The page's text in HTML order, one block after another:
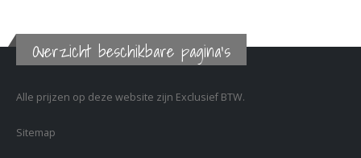
Overzicht beschikbare pagina's
Alle prijzen op deze website zijn Exclusief BTW.
Sitemap